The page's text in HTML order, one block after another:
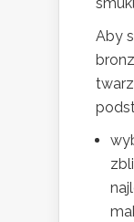
Aby